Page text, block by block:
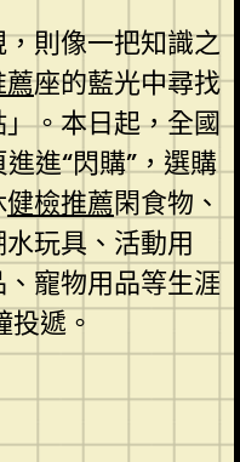
則像一把知識之
薦座的藍光中尋找
。本日起，全國
進“閃購”，選購
健檢推薦閑食物、
玩具、活動用
寵物用品等生涯
遞。